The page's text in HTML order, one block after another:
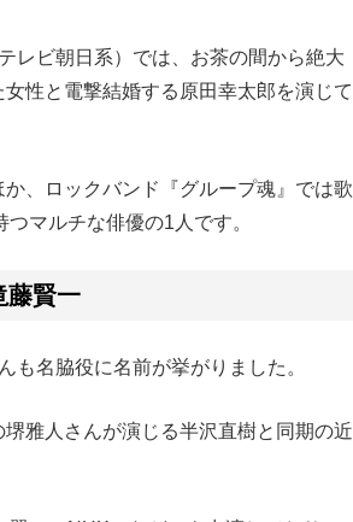
レビ朝日系）では、お茶の間から絶大
性と電撃結婚する原田幸太郎を演じて
、ロックバンド『グループ魂』では歌
マルチな俳優の1人です。
藤賢一
も名脇役に名前が挙がりました。
雅人さんが演じる半沢直樹と同期の近